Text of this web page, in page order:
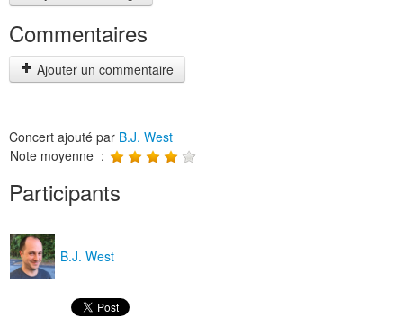
Commentaires
Ajouter un commentaire
Concert ajouté par B.J. West
Note moyenne :
Participants
B.J. West